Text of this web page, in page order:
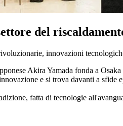
del
innovazioni
Akira Yamada fonda a
e si trova davanti a
fatta di tecnologie